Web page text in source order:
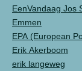
EenVandaag Jos
Emmen
EPA (European
Erik Akerboom
erik langeweg